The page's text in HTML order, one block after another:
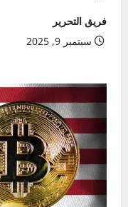
فريق التحرير
سبتمبر 9, 2025